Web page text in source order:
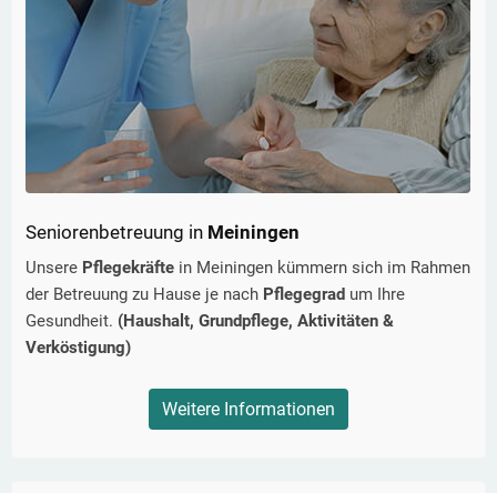
Seniorenbetreuung in Meiningen
Unsere Pflegekräfte in Meiningen kümmern sich im Rahmen
der Betreuung zu Hause je nach Pflegegrad um Ihre
Gesundheit. (Haushalt, Grundpflege, Aktivitäten &
Verköstigung)
Weitere Informationen